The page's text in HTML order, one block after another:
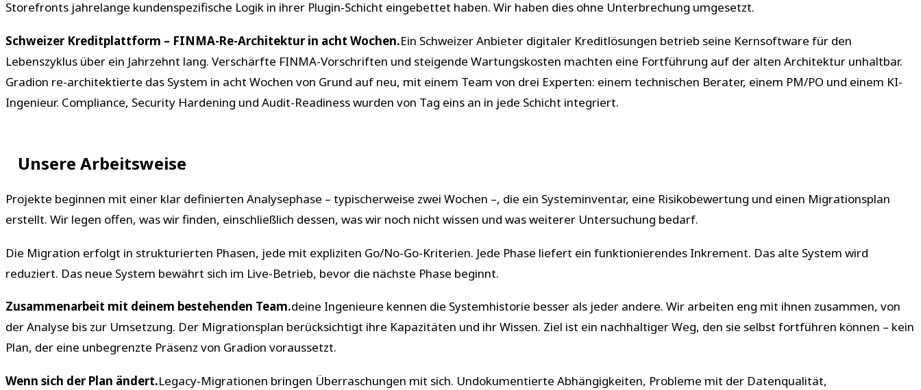
Storefronts jahrelange kundenspezifische Logik in ihrer Plugin-Schicht eingebettet haben. Wir haben dies ohne Unterbrechung umgesetzt.
Schweizer Kreditplattform – FINMA-Re-Architektur in acht Wochen.Ein Schweizer Anbieter digitaler Kreditlösungen betrieb seine Kernsoftware für den
Lebenszyklus über ein Jahrzehnt lang. Verschärfte FINMA-Vorschriften und steigende Wartungskosten machten eine Fortführung auf der alten Architektur unhaltbar.
Gradion re-architektierte das System in acht Wochen von Grund auf neu, mit einem Team von drei Experten: einem technischen Berater, einem PM/PO und einem KI-
Ingenieur. Compliance, Security Hardening und Audit-Readiness wurden von Tag eins an in jede Schicht integriert.
Unsere Arbeitsweise
Projekte beginnen mit einer klar definierten Analysephase – typischerweise zwei Wochen –, die ein Systeminventar, eine Risikobewertung und einen Migrationsplan
erstellt. Wir legen offen, was wir finden, einschließlich dessen, was wir noch nicht wissen und was weiterer Untersuchung bedarf.
Die Migration erfolgt in strukturierten Phasen, jede mit expliziten Go/No-Go-Kriterien. Jede Phase liefert ein funktionierendes Inkrement. Das alte System wird
reduziert. Das neue System bewährt sich im Live-Betrieb, bevor die nächste Phase beginnt.
Zusammenarbeit mit deinem bestehenden Team.deine Ingenieure kennen die Systemhistorie besser als jeder andere. Wir arbeiten eng mit ihnen zusammen, von
der Analyse bis zur Umsetzung. Der Migrationsplan berücksichtigt ihre Kapazitäten und ihr Wissen. Ziel ist ein nachhaltiger Weg, den sie selbst fortführen können – kein
Plan, der eine unbegrenzte Präsenz von Gradion voraussetzt.
Wenn sich der Plan ändert.Legacy-Migrationen bringen Überraschungen mit sich. Undokumentierte Abhängigkeiten, Probleme mit der Datenqualität,